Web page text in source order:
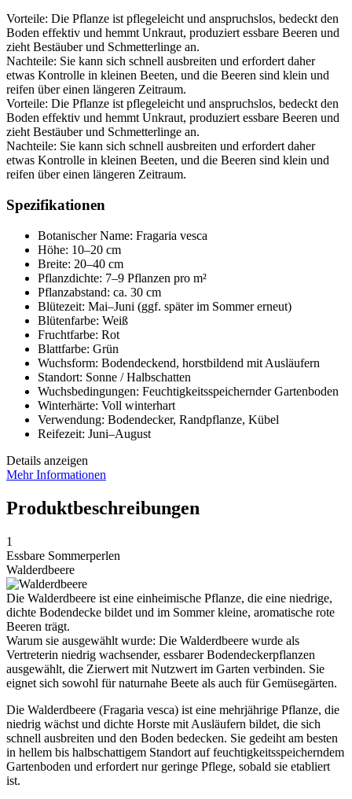
Vorteile: Die Pflanze ist pflegeleicht und anspruchslos, bedeckt den
Boden effektiv und hemmt Unkraut, produziert essbare Beeren und
zieht Bestäuber und Schmetterlinge an.
Nachteile: Sie kann sich schnell ausbreiten und erfordert daher
etwas Kontrolle in kleinen Beeten, und die Beeren sind klein und
reifen über einen längeren Zeitraum.
Vorteile: Die Pflanze ist pflegeleicht und anspruchslos, bedeckt den
Boden effektiv und hemmt Unkraut, produziert essbare Beeren und
zieht Bestäuber und Schmetterlinge an.
Nachteile: Sie kann sich schnell ausbreiten und erfordert daher
etwas Kontrolle in kleinen Beeten, und die Beeren sind klein und
reifen über einen längeren Zeitraum.
Spezifikationen
Botanischer Name: Fragaria vesca
Höhe: 10–20 cm
Breite: 20–40 cm
Pflanzdichte: 7–9 Pflanzen pro m²
Pflanzabstand: ca. 30 cm
Blütezeit: Mai–Juni (ggf. später im Sommer erneut)
Blütenfarbe: Weiß
Fruchtfarbe: Rot
Blattfarbe: Grün
Wuchsform: Bodendeckend, horstbildend mit Ausläufern
Standort: Sonne / Halbschatten
Wuchsbedingungen: Feuchtigkeitsspeichernder Gartenboden
Winterhärte: Voll winterhart
Verwendung: Bodendecker, Randpflanze, Kübel
Reifezeit: Juni–August
Details anzeigen
Mehr Informationen
Produktbeschreibungen
1
Essbare Sommerperlen
Walderdbeere
Die Walderdbeere ist eine einheimische Pflanze, die eine niedrige,
dichte Bodendecke bildet und im Sommer kleine, aromatische rote
Beeren trägt.
Warum sie ausgewählt wurde: Die Walderdbeere wurde als
Vertreterin niedrig wachsender, essbarer Bodendeckerpflanzen
ausgewählt, die Zierwert mit Nutzwert im Garten verbinden. Sie
eignet sich sowohl für naturnahe Beete als auch für Gemüsegärten.
Die Walderdbeere (Fragaria vesca) ist eine mehrjährige Pflanze, die
niedrig wächst und dichte Horste mit Ausläufern bildet, die sich
schnell ausbreiten und den Boden bedecken. Sie gedeiht am besten
in hellem bis halbschattigem Standort auf feuchtigkeitsspeicherndem
Gartenboden und erfordert nur geringe Pflege, sobald sie etabliert
ist.